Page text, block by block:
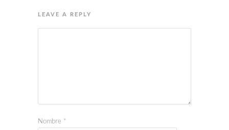
LEAVE A REPLY
Nombre *